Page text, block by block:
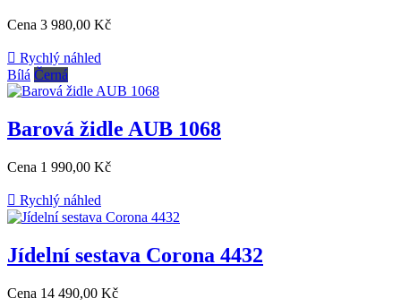
Cena 3 980,00 Kč
 Rychlý náhled
Bílá Černá
Barová židle AUB 1068
Cena 1 990,00 Kč
 Rychlý náhled
Jídelní sestava Corona 4432
Cena 14 490,00 Kč